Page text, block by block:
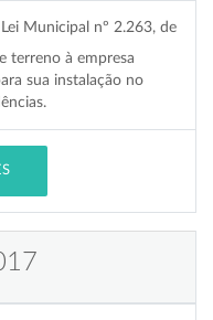
Municipal nº 2.263, de
terreno à empresa
sua instalação no